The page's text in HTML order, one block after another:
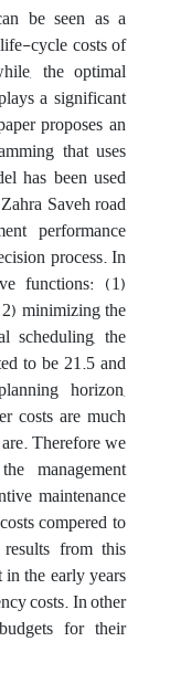
be seen as a
cycle costs of
the optimal
a significant
proposes an
that uses
has been used
Saveh road
performance
process. In
functions: (1)
minimizing the
scheduling, the
to be 21.5 and
horizon,
costs are much
Therefore we
management
maintenance
compered to
from this
the early years
costs. In other
for their